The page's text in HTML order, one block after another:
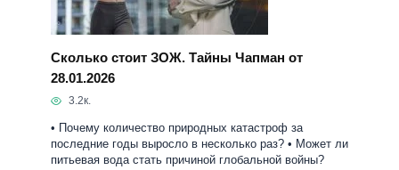
• Почему количество природных катастроф за
последние годы выросло в несколько раз? • Может ли